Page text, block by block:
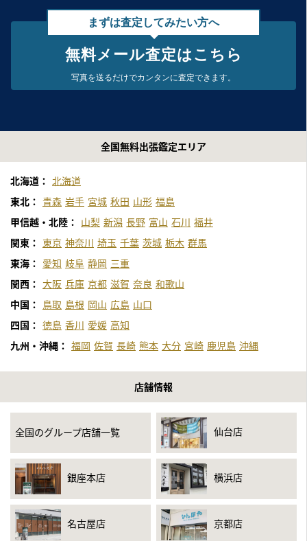
まずは査定してみたい方へ
無料メール査定はこちら
写真を送るだけでカンタンに査定できます。
全国無料出張鑑定エリア
北海道： 北海道
東北： 青森 岩手 宮城 秋田 山形 福島
甲信越・北陸：
山梨 新潟 長野 富山 石川 福井
関東：
東京 神奈川 埼玉 千葉 茨城 栃木 群馬
東海：
愛知 岐阜 静岡 三重
関西： 大阪 兵庫 京都 滋賀 奈良 和歌山
中国：
鳥取 島根 岡山 広島 山口
四国： 徳島 香川 愛媛 高知
九州・沖縄： 福岡 佐賀 長崎 熊本 大分 宮崎 鹿児島 沖縄
店舗情報
全国のグループ店舗一覧 仙台店
銀座本店 横浜店
名古屋店 京都店